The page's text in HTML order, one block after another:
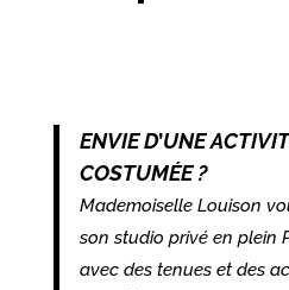
ENVIE D’UNE
COSTUMÉE ?
Mademoiselle Louison
son studio privé en plein
avec des tenues et des